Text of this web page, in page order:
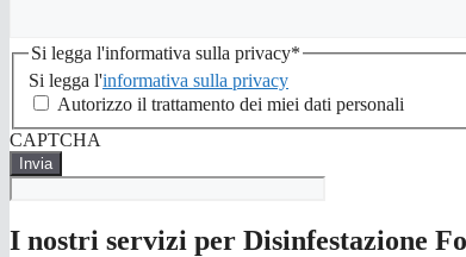
Si legga l'informativa sulla privacy*
Si legga l'informativa sulla privacy
Autorizzo il trattamento dei miei dati personali
CAPTCHA
I nostri servizi per Disinfestazione